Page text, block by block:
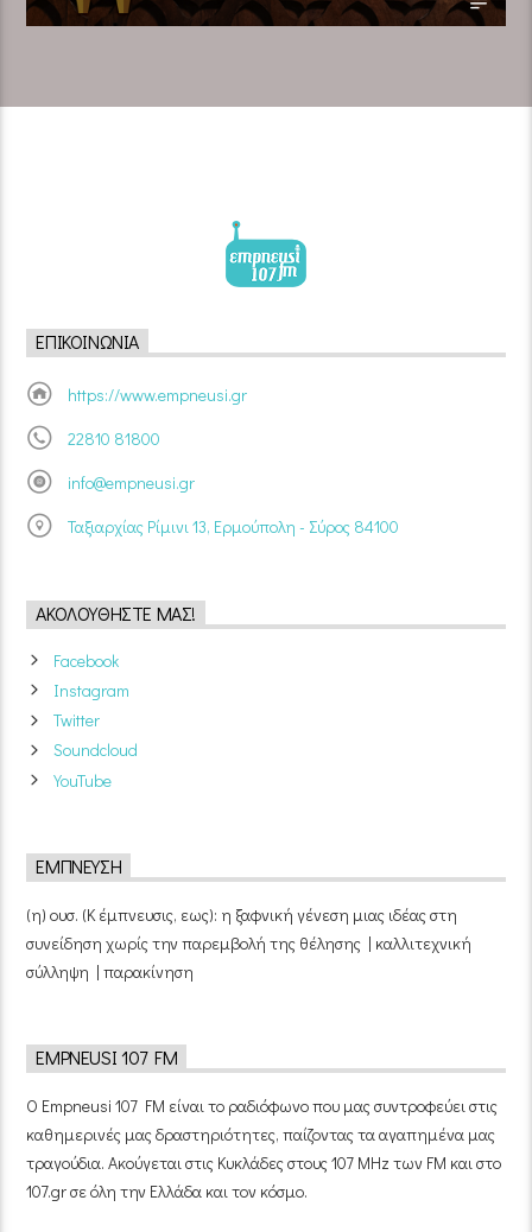
ΕΠΙΚΟΙΝΩΝΊΑ
https://www.empneusi.gr
22810 81800
info@empneusi.gr
Ταξιαρχίας Ρίμινι 13, Ερμούπολη - Σύρος 84100
ΑΚΟΛΟΥΘΉΣΤΕ ΜΑΣ!
Facebook
Instagram
Twitter
Soundcloud
YouTube
ΈΜΠΝΕΥΣΗ
(η) ουσ. (Κ έμπνευσις, εως): η ξαφνική γένεση μιας ιδέας στη
συνείδηση χωρίς την παρεμβολή της θέλησης | καλλιτεχνική
σύλληψη | παρακίνηση
EMPNEUSI 107 FM
Ο Empneusi 107 FM είναι το ραδιόφωνο που μας συντροφεύει στις
καθημερινές μας δραστηριότητες, παίζοντας τα αγαπημένα μας
τραγούδια. Ακούγεται στις Κυκλάδες στους 107 MHz των FM και στο
107.gr σε όλη την Ελλάδα και τον κόσμο.